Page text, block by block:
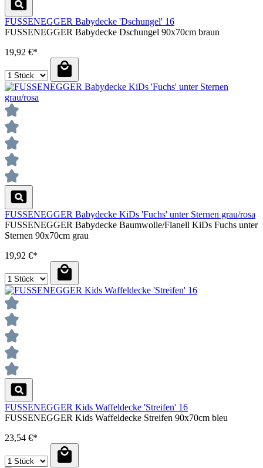
FUSSENEGGER Babydecke 'Dschungel' 16
FUSSENEGGER Babydecke Dschungel 90x70cm braun
19,92 €*
FUSSENEGGER Babydecke KiDs 'Fuchs' unter Sternen grau/rosa
FUSSENEGGER Babydecke Baumwolle/Flanell KiDs Fuchs unter
Sternen 90x70cm grau
19,92 €*
FUSSENEGGER Kids Waffeldecke 'Streifen' 16
FUSSENEGGER Kids Waffeldecke Streifen 90x70cm bleu
23,54 €*